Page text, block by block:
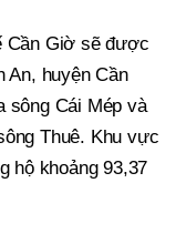
Cần Giờ sẽ được
An, huyện Cần
sông Cái Mép và
Thuê. Khu vực
hộ khoảng 93,37